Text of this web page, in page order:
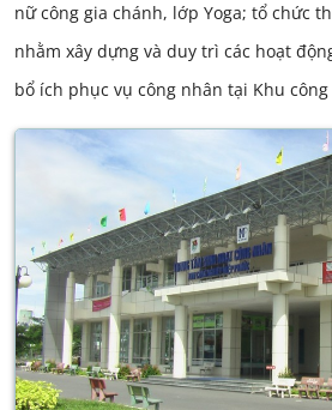
nữ công gia chánh, lớp Yoga; tổ chức
nhằm xây dựng và duy trì các hoạt
bổ ích phục vụ công nhân tại Khu